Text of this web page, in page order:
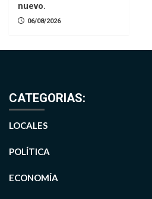
nuevo.
06/08/2026
CATEGORIAS:
LOCALES
POLÍTICA
ECONOMÍA